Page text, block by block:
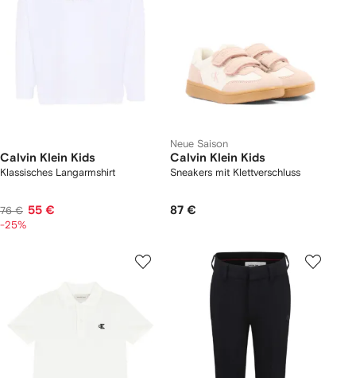
Calvin Klein Kids
Klassisches Langarmshirt
76 € 55 €
-25%
Neue Saison
Calvin Klein Kids
Sneakers mit Klettverschluss
87 €